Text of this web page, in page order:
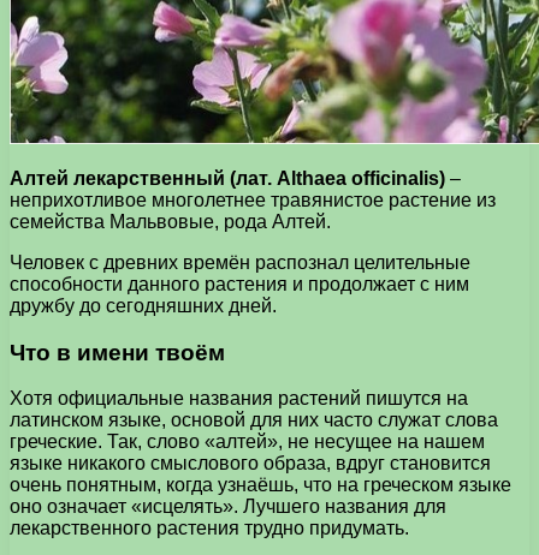
Алтей лекарственный (лат. Althaea officinalis) –
неприхотливое многолетнее травянистое растение из
семейства Мальвовые, рода Алтей.
Человек с древних времён распознал целительные
способности данного растения и продолжает с ним
дружбу до сегодняшних дней.
Что в имени твоём
Хотя официальные названия растений пишутся на
латинском языке, основой для них часто служат слова
греческие. Так, слово «алтей», не несущее на нашем
языке никакого смыслового образа, вдруг становится
очень понятным, когда узнаёшь, что на греческом языке
оно означает «исцелять». Лучшего названия для
лекарственного растения трудно придумать.